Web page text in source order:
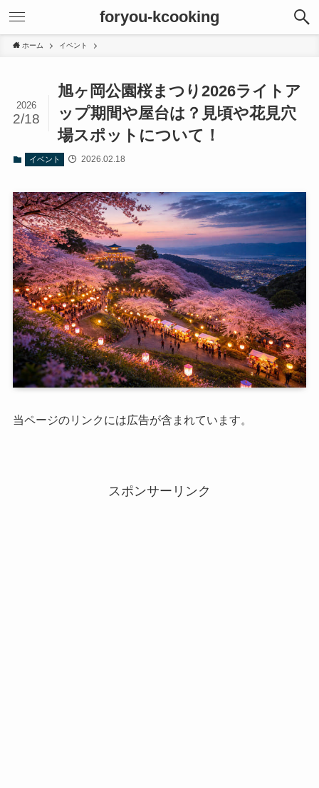
foryou-kcooking
ホーム イベント
旭ヶ岡公園桜まつり2026ライトア
ップ期間や屋台は？見頃や花見穴
場スポットについて！
2026
2/18
イベント 2026.02.18
当ページのリンクには広告が含まれています。
スポンサーリンク